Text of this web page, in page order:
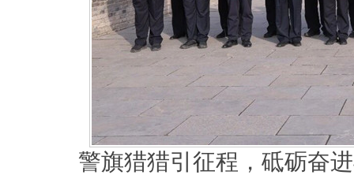
警旗猎猎引征程，砥砺奋